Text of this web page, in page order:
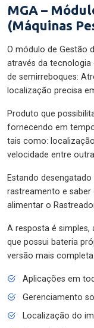
MGA –
(Máquinas
O módulo de Gestão
através da
de semirreboques:
localização precisa
Produto que
fornecendo em
tais como:
velocidade entre
Estando
rastreamento e
alimentar o
A resposta é simples,
que possui bateria
versão mais
Aplicações em
Gerenciamento
Localização do